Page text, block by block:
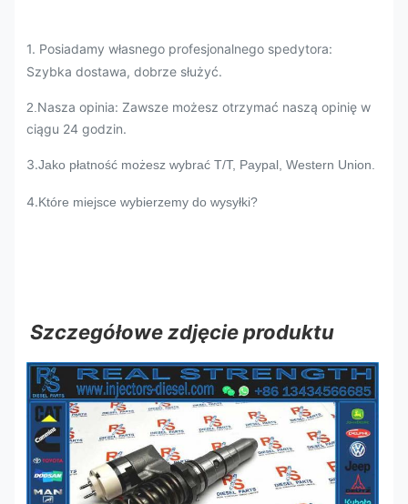
1. Posiadamy własnego profesjonalnego spedytora:
Szybka dostawa, dobrze służyć.
2. Nasza opinia: Zawsze możesz otrzymać naszą opinię w
ciągu 24 godzin.
3.Jako płatność możesz wybrać T/T, Paypal, Western Union.
4.Które miejsce wybierzemy do wysyłki?
Szczegółowe zdjęcie produktu